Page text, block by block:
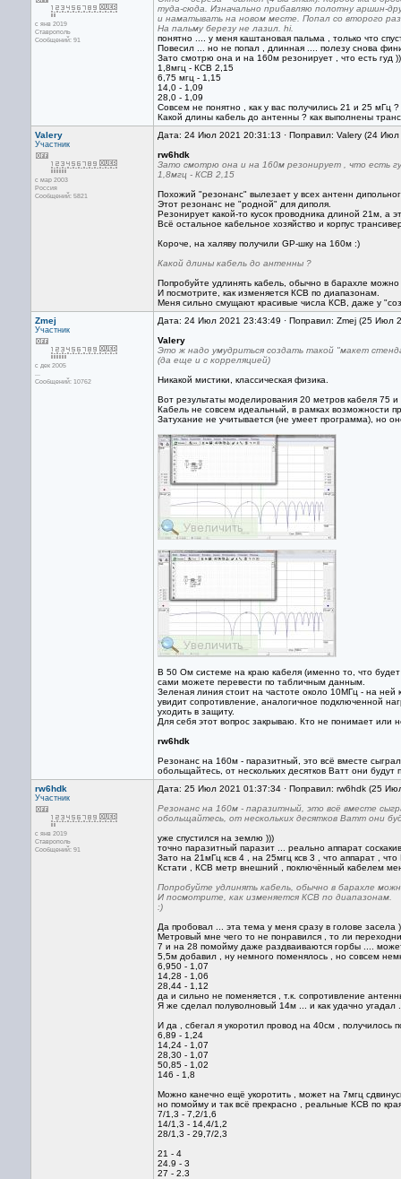
с янв 2019
Ставрополь
Сообщений: 91
туда-сюда. Изначально прибавляю полотну аршин-
и наматывать на новом месте. Попал со второго
На пальму березу не лазил. hi.
понятно .... у меня каштановая пальма , только что
Повесил ... но не попал , длинная .... полезу снова
Зато смотрю она и на 160м резонирует , что есть гуд
1,8мгц - КСВ 2,15
6,75 мгц - 1,15
14,0 - 1,09
28,0 - 1,09
Совсем не понятно , как у вас получились 21 и 25 мГц
Какой длины кабель до антенны ? как выполнены
Valery
Участник
с мар 2003
Россия
Сообщений: 5821
Дата: 24 Июл 2021 20:31:13 · Поправил: Valery (24
rw6hdk
Зато смотрю она и на 160м резонирует , что есть
1,8мгц - КСВ 2,15
Похожий "резонанс" вылезает у всех антенн
Этот резонанс не "родной" для диполя.
Резонирует какой-то кусок проводника длиной 21м, а
Всё остальное кабельное хозяйство и корпус
Короче, на халяву получили GP-шку на 160м :)
Какой длины кабель до антенны ?
Попробуйте удлинять кабель, обычно в барахле
И посмотрите, как изменяется КСВ по диапазонам.
Меня сильно смущают красивые числа КСВ, даже у
Zmej
Участник
с дек 2005
...
Сообщений: 10762
Дата: 24 Июл 2021 23:43:49 · Поправил: Zmej (25 Июл
Valery
Это ж надо умудриться создать такой "макет
(да еще и с корреляцией)
Никакой мистики, классическая физика.
Вот результаты моделирования 20 метров кабеля 75
Кабель не совсем идеальный, в рамках возможности
Затухание не учитывается (не умеет программа), но
В 50 Ом системе на краю кабеля (именно то, что
сами можете перевести по табличным данным.
Зеленая линия стоит на частоте около 10МГц - на
увидит сопротивление, аналогичное подключенной
уходить в защиту.
Для себя этот вопрос закрываю. Кто не понимает или
rw6hdk
Резонанс на 160м - паразитный, это всё вместе
обольщайтесь, от нескольких десятков Ватт они
rw6hdk
Участник
с янв 2019
Ставрополь
Сообщений: 91
Дата: 25 Июл 2021 01:37:34 · Поправил: rw6hdk (25
Резонанс на 160м - паразитный, это всё вместе
обольщайтесь, от нескольких десятков Ватт они
уже спустился на землю )))
точно паразитный паразит ... реально аппарат
Зато на 21мГц ксв 4 , на 25мгц ксв 3 , что аппарат ,
Кстати , КСВ метр внешний , поключённый кабелем
Попробуйте удлинять кабель, обычно в барахле
И посмотрите, как изменяется КСВ по диапазонам.
:)
Да пробовал ... эта тема у меня сразу в голове засела
Метровый мне чего то не понравился , то ли
7 и на 28 помойму даже раздваиваются горбы ....
5,5м добавил , ну немного поменялось , но совсем
6,950 - 1,07
14,28 - 1,06
28,44 - 1,12
да и сильно не поменяется , т.к. сопротивление
Я же сделал полуволновый 14м ... и как удачно угадал
И да , сбегал я укоротил провод на 40см , получилось
6,89 - 1,24
14,24 - 1,07
28,30 - 1,07
50,85 - 1,02
146 - 1,8
Можно канечно ещё укоротить , может на 7мгц
но помойму и так всё прекрасно , реальные КСВ по
7/1,3 - 7,2/1,6
14/1,3 - 14,4/1,2
28/1,3 - 29,7/2,3
21 - 4
24.9 - 3
27 - 2.3